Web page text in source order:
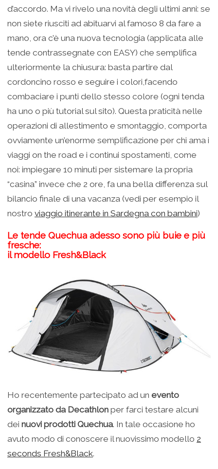
d’accordo. Ma vi rivelo una novità degli ultimi anni: se
non siete riusciti ad abituarvi al famoso 8 da fare a
mano, ora c’è una nuova tecnologia (applicata alle
tende contrassegnate con EASY) che semplifica
ulteriormente la chiusura: basta partire dal
cordoncino rosso e seguire i colori,facendo
combaciare i punti dello stesso colore (ogni tenda
ha uno o più tutorial sul sito). Questa praticità nelle
operazioni di allestimento e smontaggio, comporta
ovviamente un’enorme semplificazione per chi ama i
viaggi on the road e i continui spostamenti, come
noi: impiegare 10 minuti per sistemare la propria
“casina” invece che 2 ore, fa una bella differenza sul
bilancio finale di una vacanza (vedi per esempio il
nostro viaggio itinerante in Sardegna con bambini)
Le tende Quechua adesso sono più buie e più
fresche:
il modello Fresh&Black
Ho recentemente partecipato ad un evento
organizzato da Decathlon per farci testare alcuni
dei nuovi prodotti Quechua. In tale occasione ho
avuto modo di conoscere il nuovissimo modello 2
seconds Fresh&Black.